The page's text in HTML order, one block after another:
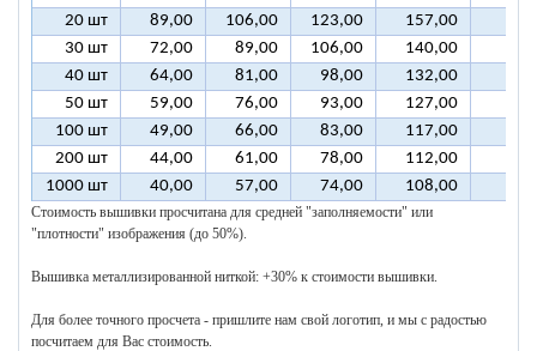
20 шт
89,00 106,00 123,00 157,00
30 шт
72,00 89,00 106,00 140,00
40 шт
64,00 81,00 98,00 132,00
50 шт
59,00 76,00 93,00 127,00
100 шт
49,00 66,00 83,00 117,00
200 шт
44,00 61,00 78,00 112,00
1000 шт
40,00 57,00 74,00 108,00
Стоимость вышивки просчитана для средней "заполняемости" или
"плотности" изображения (до 50%).
Вышивка металлизированной ниткой: +30% к стоимости вышивки.
Для более точного просчета - пришлите нам свой логотип, и мы с радостью
посчитаем для Вас стоимость.